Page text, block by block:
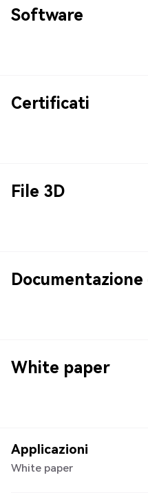
Software
Certificati
File 3D
White paper
Applicazioni
White paper